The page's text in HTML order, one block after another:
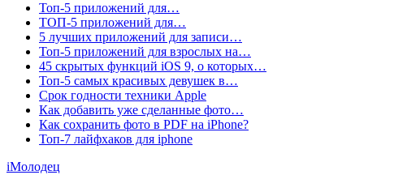
Топ-5 приложений для…
ТОП-5 приложений для…
5 лучших приложений для записи…
Топ-5 приложений для взрослых на…
45 скрытых функций iOS 9, о которых…
Топ-5 самых красивых девушек в…
Срок годности техники Apple
Как добавить уже сделанные фото…
Как сохранить фото в PDF на iPhone?
Топ-7 лайфхаков для iphone
iМолодец